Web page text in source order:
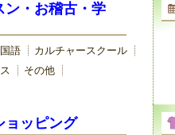
ン・お稽古・学
語
カルチャースクール
その他
ョッピング